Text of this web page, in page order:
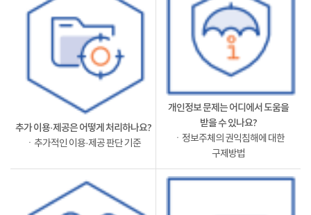
추가 이용·제공은 어떻게 처리하나요?
ㆍ추가적인 이용·제공 판단 기준
개인정보 문제는 어디에서 도움을
받을 수 있나요?
ㆍ정보주체의 권익침해에 대한
구제방법